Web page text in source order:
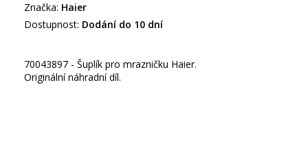
Značka: Haier
Dostupnost: Dodání do 10 dní
70043897 - Šuplík pro mrazničku Haier.
Originální náhradní díl.